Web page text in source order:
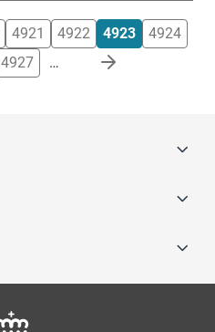
4921 4922 4923
4924
4927 …